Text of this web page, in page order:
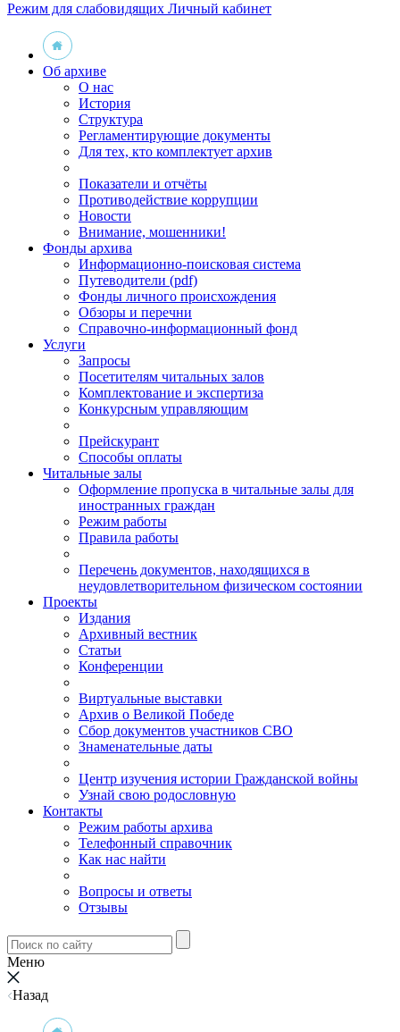
Режим для слабовидящих Личный кабинет
Об архиве
О нас
История
Структура
Регламентирующие документы
Для тех, кто комплектует архив
Показатели и отчёты
Противодействие коррупции
Новости
Внимание, мошенники!
Фонды архива
Информационно-поисковая система
Путеводители (pdf)
Фонды личного происхождения
Обзоры и перечни
Справочно-информационный фонд
Услуги
Запросы
Посетителям читальных залов
Комплектование и экспертиза
Конкурсным управляющим
Прейскурант
Способы оплаты
Читальные залы
Оформление пропуска в читальные залы для
иностранных граждан
Режим работы
Правила работы
Перечень документов, находящихся в
неудовлетворительном физическом состоянии
Проекты
Издания
Архивный вестник
Статьи
Конференции
Виртуальные выставки
Архив о Великой Победе
Сбор документов участников СВО
Знаменательные даты
Центр изучения истории Гражданской войны
Узнай свою родословную
Контакты
Режим работы архива
Телефонный справочник
Как нас найти
Вопросы и ответы
Отзывы
Меню
Назад